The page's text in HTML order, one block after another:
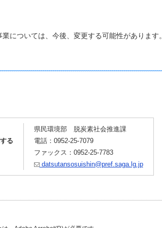
については、今後、変更する可能性があります。
る
県民環境部 脱炭素社会推進課
電話：0952-25-7079
ファックス：0952-25-7783
datsutansosuishin@pref.saga.lg.jp